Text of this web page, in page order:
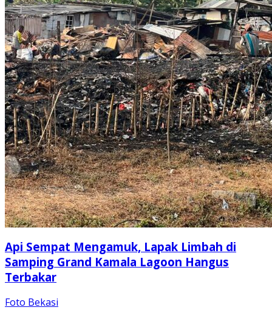
Api Sempat Mengamuk, Lapak Limbah di
Samping Grand Kamala Lagoon Hangus
Terbakar
Foto Bekasi